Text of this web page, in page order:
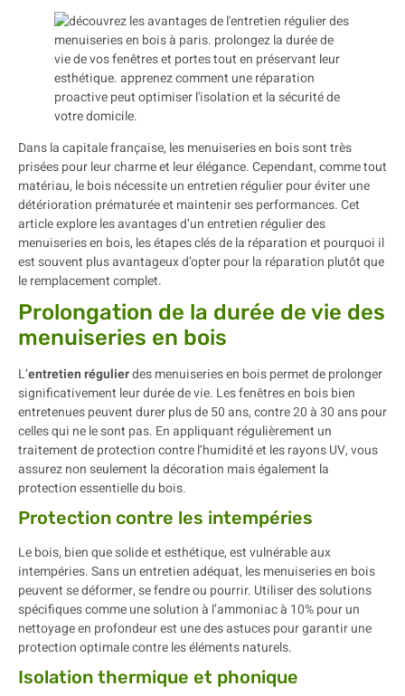
Dans la capitale française, les menuiseries en bois sont très
prisées pour leur charme et leur élégance. Cependant, comme tout
matériau, le bois nécessite un entretien régulier pour éviter une
détérioration prématurée et maintenir ses performances. Cet
article explore les avantages d’un entretien régulier des
menuiseries en bois, les étapes clés de la réparation et pourquoi il
est souvent plus avantageux d’opter pour la réparation plutôt que
le remplacement complet.
Prolongation de la durée de vie des
menuiseries en bois
L’entretien régulierdes menuiseries en bois permet de prolonger
significativement leur durée de vie. Les fenêtres en bois bien
entretenues peuvent durer plus de 50 ans, contre 20 à 30 ans pour
celles qui ne le sont pas. En appliquant régulièrement un
traitement de protection contre l’humidité et les rayons UV, vous
assurez non seulement la décoration mais également la
protection essentielle du bois.
Protection contre les intempéries
Le bois, bien que solide et esthétique, est vulnérable aux
intempéries. Sans un entretien adéquat, les menuiseries en bois
peuvent se déformer, se fendre ou pourrir. Utiliser des solutions
spécifiques comme une solution à l’ammoniac à 10% pour un
nettoyage en profondeur est une des astuces pour garantir une
protection optimale contre les éléments naturels.
Isolation thermique et phonique